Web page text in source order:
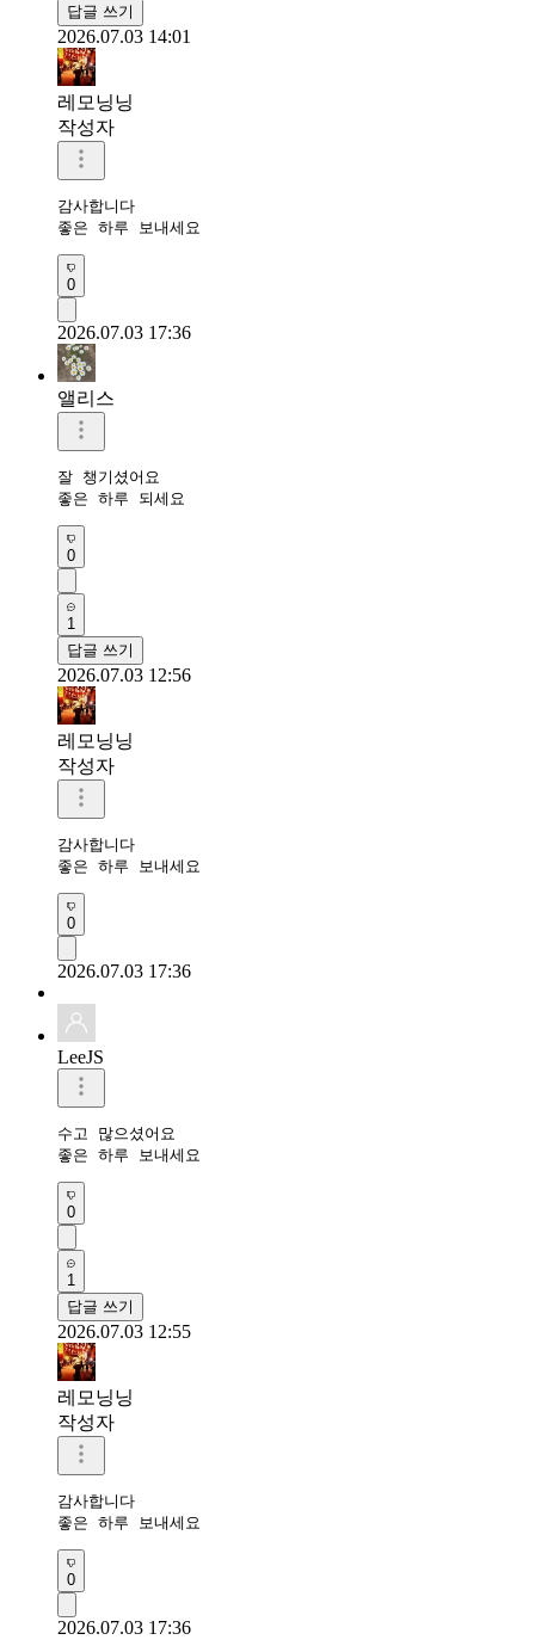
답글 쓰기
2026.07.03 14:01
레모닝닝
작성자
감사합니다
좋은 하루 보내세요
0
2026.07.03 17:36
앨리스
잘 챙기셨어요
좋은 하루 되세요
0
1
답글 쓰기
2026.07.03 12:56
레모닝닝
작성자
감사합니다
좋은 하루 보내세요
0
2026.07.03 17:36
LeeJS
수고 많으셨어요
좋은 하루 보내세요
0
1
답글 쓰기
2026.07.03 12:55
레모닝닝
작성자
감사합니다
좋은 하루 보내세요
0
2026.07.03 17:36